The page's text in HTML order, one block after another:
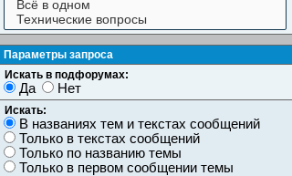
Параметры запроса
Искать в подфорумах:
Да Нет
Искать:
В названиях тем и текстах сообщений
Только в текстах сообщений
Только по названию темы
Только в первом сообщении темы